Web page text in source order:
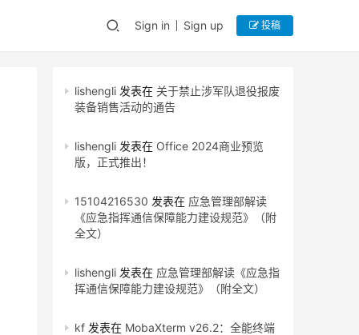
Sign in Sign up 投稿
lishengli 发表在 关于禁止涉军队退役报废
装备销售活动的通告
lishengli 发表在 Office 2024商业预览
版，正式推出！
15104216530 发表在 应急管理部解读
《应急指挥通信保障能力建设规范》（附
全文）
lishengli 发表在 应急管理部解读《应急指
挥通信保障能力建设规范》（附全文）
kf 发表在 MobaXterm v26.2：全能终端